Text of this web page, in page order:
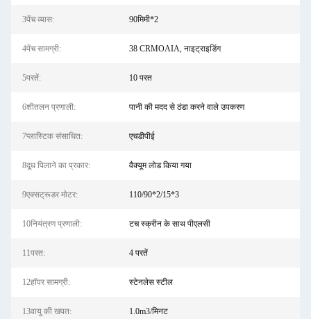
3पेंच व्यास: 90मिमी*2
4पेंच सामग्री: 38 CRMOAIA, नाइट्राइडिंग
5परतें: 10 परत
6शीतलन प्रणाली: पानी की मदद से ठंडा करने वाले उपकरण
7प्लास्टिक संसाधित: एचडीपीई
8दूध पिलाने का प्रकार: वैक्यूम लोड किया गया
9एक्सट्रूडर मोटर: 110/90*2/15*3
10नियंत्रण प्रणाली: टच स्क्रीन के साथ पीएलसी
11परत: 4 परतें
12हॉपर सामग्री: स्टेनलेस स्टील
13वायु की खपत: 1.0m3/मिनट